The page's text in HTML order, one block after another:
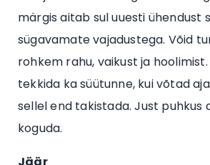
märgis aitab sul uuesti ühendust
sügavamate vajadustega. Võid
rohkem rahu, vaikust ja
tekkida ka süütunne, kui võtad
sellel end takistada. Just puhkus
koguda.